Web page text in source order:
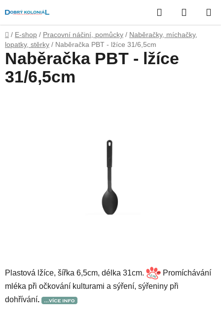
na
obsah
Hledat
KOŠÍK
Domů
/ E-shop / Pracovní náčiní, pomůcky / Naběračky, míchačky,
lopatky, stěrky / Naběračka PBT - lžíce 31/6,5cm
Plastová lžíce, šířka 6,5cm, délka 31cm.
Promíchávání
mléka při očkování kulturami a sýření, sýřeniny při
dohřívání.
Naběračka PBT - lžíce
31/6,5cm